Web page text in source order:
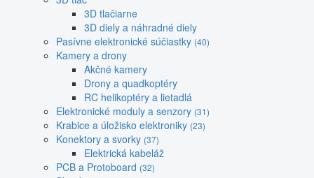
3D tlačiarne
3D diely a náhradné diely
Pasívne elektronické súčiastky (40)
Kamery a drony
Akčné kamery
Drony a quadkoptéry
RC helikoptéry a lietadlá
Elektronické moduly a senzory (31)
Krabice a úložisko elektroniky (23)
Konektory a svorky (37)
Elektrická kabeláž
PCB a Protoboard (32)